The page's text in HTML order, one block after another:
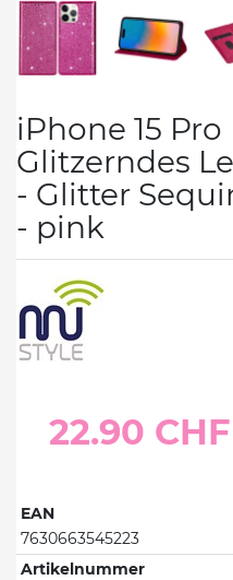
iPhone 15
Glitzerndes
- Glitter
- pink
22.90 CHF
EAN
7630663545223
Artikelnummer